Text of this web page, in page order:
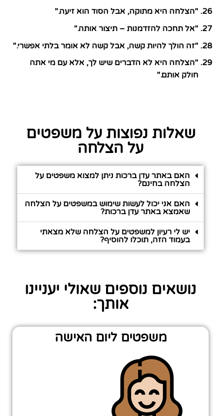
"הצלחה היא מתוקה, אבל הסוד הוא זיעה."
"אל תחכה להזדמנות – תיצור אותה."
"זה הולך להיות קשה, אבל קשה לא אומר בלתי אפשרי."
"הצלחה היא לא הדברים שיש לך, אלא עם מי אתה
חולק אותם."
שאלות נפוצות על משפטים
על הצלחה
האם באתר עדן ברכות ניתן למצוא משפטים על
הצלחה בחינם?
האם אני יכול לעשות שימוש במשפטים על הצלחה
שאמצא באתר עדן ברכות?
יש לי רעיון למשפטים על הצלחה שלא מצאתי
בעמוד הזה, תוכלו להוסיף?
נושאים נוספים שאולי יעניינו
אותך:
משפטים ליום האישה